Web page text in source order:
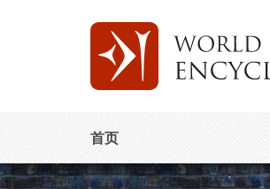
首页